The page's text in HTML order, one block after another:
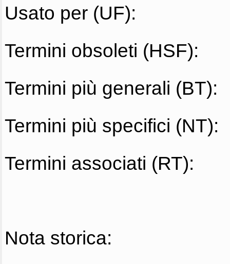
Usato per (UF):
Termini obsoleti (HSF):
Termini più generali (BT):
Termini più specifici (NT):
Termini associati (RT):
Nota storica: